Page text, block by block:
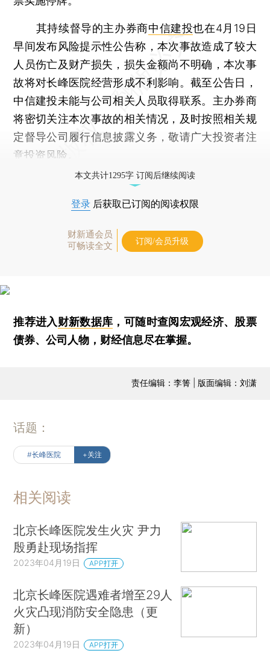
其持续督导的主办券商中信建投也在4月19日
早间发布风险提示性公告称，本次事故造成了较大
人员伤亡及财产损失，损失金额尚不明确，本次事
故将对长峰医院经营形成不利影响。截至公告日，
中信建投未能与公司相关人员取得联系。主办券商
将密切关注本次事故的相关情况，及时按照相关规
定督导公司履行信息披露义务，敬请广大投资者注
意投资风险。
本文共计1295字 订阅后继续阅读
登录 后获取已订阅的阅读权限
财新通会员
可畅读全文
订阅/会员升级
推荐进入财新数据库 ，可随时查阅宏观经济、股票
债券、公司人物，财经信息尽在掌握。
责任编辑：李箐 | 版面编辑：刘潇
话题：
#长峰医院 +关注
相关阅读
北京长峰医院发生火灾 尹力
殷勇赴现场指挥
2023年04月19日 APP打开
北京长峰医院遇难者增至29人
火灾凸现消防安全隐患（更
新）
2023年04月19日 APP打开